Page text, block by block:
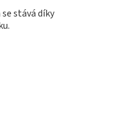
stává díky